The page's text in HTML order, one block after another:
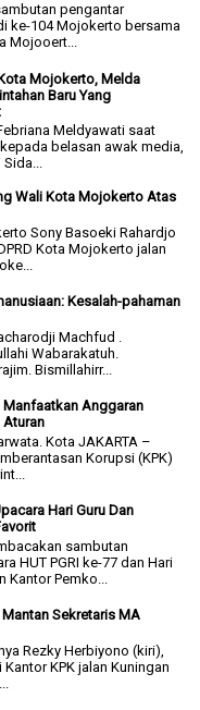
pengantar
ke-104 Mojokerto bersama
Mojooert...
Mojokerto, Melda
Baru Yang
Meldyawati saat
belasan awak media,
Wali Kota Mojokerto Atas
Sony Basoeki Rahardjo
Kota Mojokerto jalan
Kesalah-pahaman
Machfud .
Wabarakatuh.
Bismillahirr...
Manfaatkan Anggaran
Aturan
Kota JAKARTA –
Korupsi (KPK)
Hari Guru Dan
sambutan
HUT PGRI ke-77 dan Hari
Pemko...
Mantan Sekretaris MA
Rezky Herbiyono (kiri),
KPK jalan Kuningan